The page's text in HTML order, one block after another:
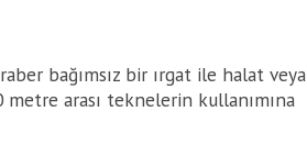
bağımsız bir ırgat ile halat veya
metre arası teknelerin kullanımına